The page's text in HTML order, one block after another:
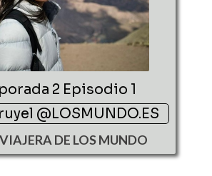
2 Episodio 1
@LOSMUNDO.ES
DE LOS MUNDO